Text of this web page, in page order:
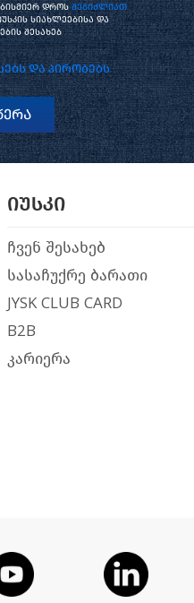
დროსშეგიძლიათ
სიახლეებისა და
შესახებ
და პირობებს
იუსკი
ჩვენ შესახებ
სასაჩუქრე ბარათი
JYSK CLUB CARD
B2B
კარიერა